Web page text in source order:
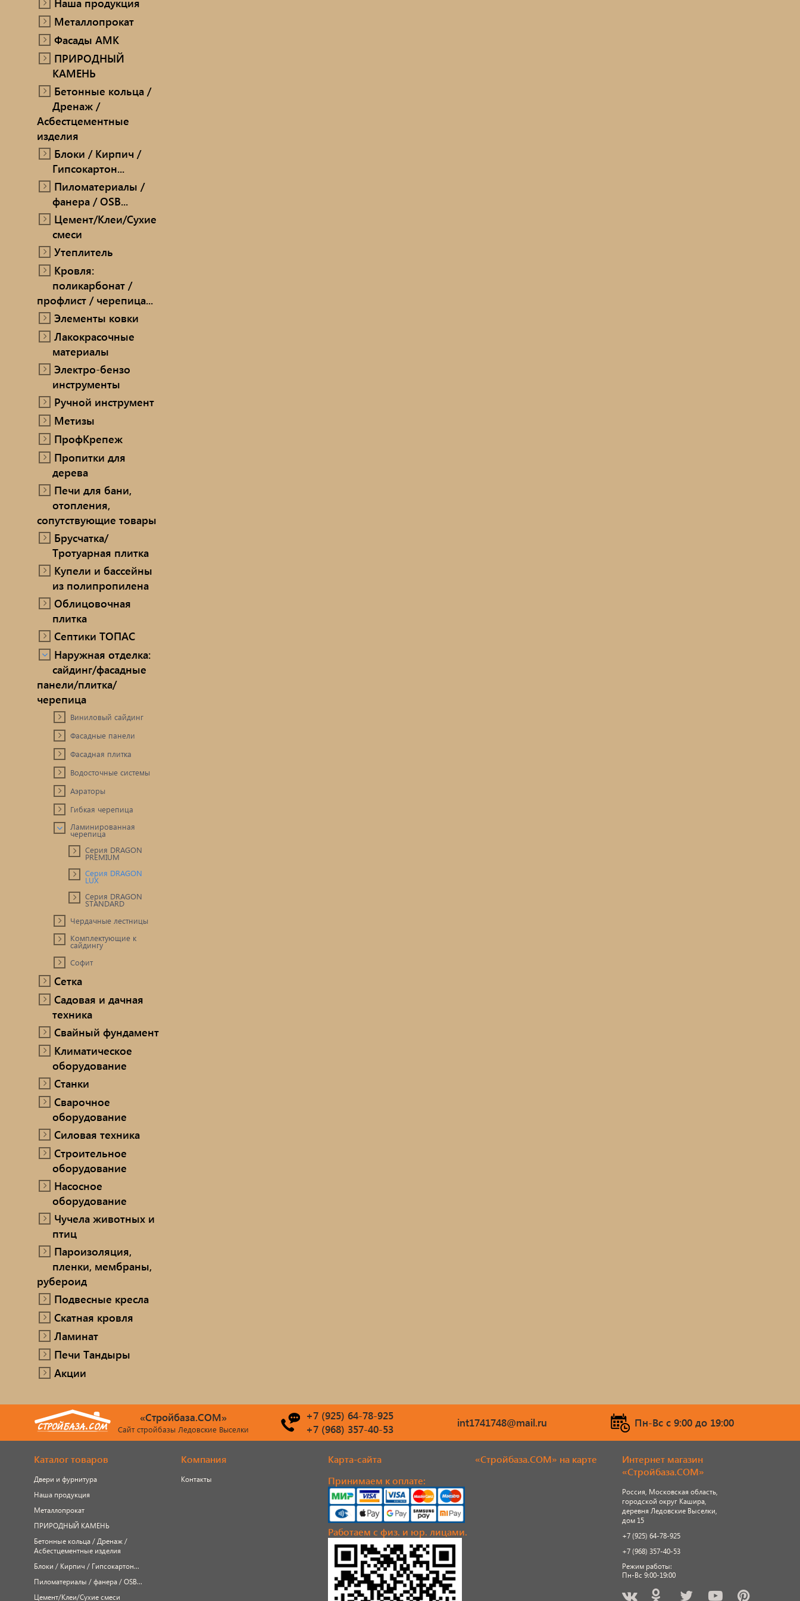
ПРИРОДНЫЙ КАМЕНЬ
Бетонные кольца / Дренаж /
Асбестцементные изделия
Блоки / Кирпич / Гипсокартон...
Утеплитель
Металлопрокат
Фасады AMK
ПРИРОДНЫЙ
КАМЕНЬ
Бетонные кольца /
Дренаж /
Асбестцементные
изделия
Блоки / Кирпич /
Гипсокартон...
Пиломатериалы /
фанера / OSB...
Цемент/Клеи/Сухие
смеси
Утеплитель
Кровля:
поликарбонат /
профлист / черепица...
Элементы ковки
Лакокрасочные
материалы
Электро-бензо
инструменты
Ручной инструмент
Метизы
ПрофКрепеж
Пропитки для
дерева
Печи для бани,
отопления,
сопутствующие товары
Брусчатка/
Тротуарная плитка
Купели и бассейны
из полипропилена
Облицовочная
плитка
Септики ТОПАС
Наружная отделка:
сайдинг/фасадные
панели/плитка/
черепица
Виниловый сайдинг
Фасадные панели
Фасадная плитка
Водосточные системы
Аэраторы
Гибкая черепица
Ламинированная
черепица
Серия DRAGON
PREMIUM
Серия DRAGON
LUX
Серия DRAGON
STANDARD
Чердачные лестницы
Комплектующие к
сайдингу
Софит
Сетка
Садовая и дачная
техника
Свайный фундамент
Климатическое
оборудование
Станки
Сварочное
оборудование
Силовая техника
Строительное
оборудование
Насосное
оборудование
Чучела животных и
птиц
Пароизоляция,
пленки, мембраны,
рубероид
Подвесные кресла
Скатная кровля
Ламинат
Печи Тандыры
Акции
«Стройбаза.COM»
Сайт стройбазы Ледовские Выселки
+7 (925) 64-78-925
+7 (968) 357-40-53
int1741748@mail.ru Пн-Вс c 9:00 до 19:00
Каталог товаров
Двери и фурнитура
Наша продукция
Металлопрокат
ПРИРОДНЫЙ КАМЕНЬ
Бетонные кольца / Дренаж /
Асбестцементные изделия
Блоки / Кирпич / Гипсокартон...
Пиломатериалы / фанера / OSB...
Цемент/Клеи/Сухие смеси
Компания
Контакты
Карта-сайта
Принимаем к оплате:
Работаем с физ. и юр. лицами.
«Стройбаза.COM» на карте
Интернет магазин
«Стройбаза.COM»
Россия, Московская область,
городской округ Кашира,
деревня Ледовские Выселки,
дом 15
+7 (925) 64-78-925
+7 (968) 357-40-53
Режим работы:
Пн-Вс 9:00-19:00